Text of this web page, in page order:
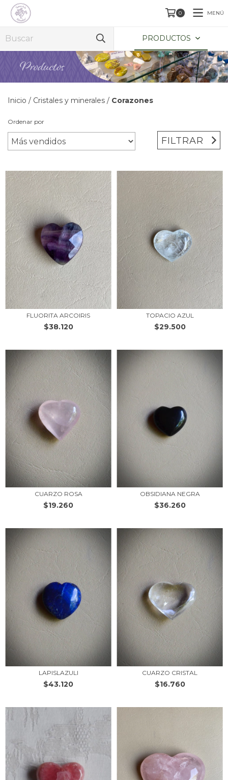
0 MENÚ
PRODUCTOS
Inicio / Cristales y minerales / Corazones
Ordenar por
FILTRAR
FLUORITA ARCOIRIS
$38.120
TOPACIO AZUL
$29.500
CUARZO ROSA
$19.260
OBSIDIANA NEGRA
$36.260
LAPISLAZULI
$43.120
CUARZO CRISTAL
$16.760